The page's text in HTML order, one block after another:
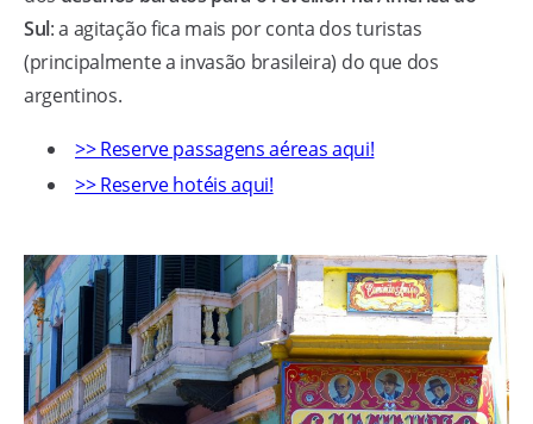
Sul: a agitação fica mais por conta dos turistas
(principalmente a invasão brasileira) do que dos
argentinos.
>> Reserve passagens aéreas aqui!
>> Reserve hotéis aqui!